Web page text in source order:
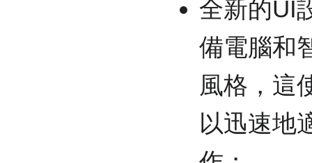
全新的UI
備電腦和
風格，這
以迅速地